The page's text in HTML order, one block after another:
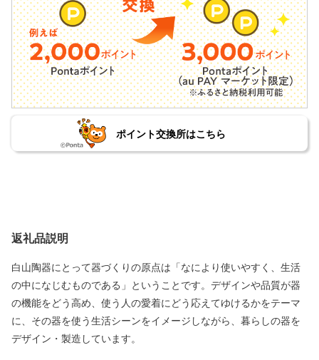
ポイント交換所はこちら
返礼品説明
白山陶器にとって器づくりの原点は「なにより使いやすく、生活
の中になじむものである」ということです。デザインや品質が器
の機能をどう高め、使う人の愛着にどう応えてゆけるかをテーマ
に、その器を使う生活シーンをイメージしながら、暮らしの器を
デザイン・製造しています。